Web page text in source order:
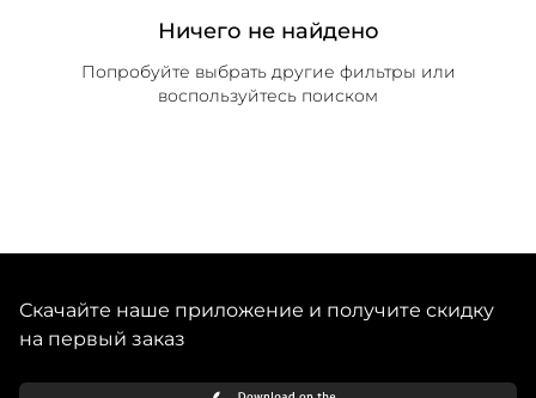
Ничего не найдено
Попробуйте выбрать другие фильтры или
воспользуйтесь поиском
Скачайте наше приложение и получите скидку
на первый заказ